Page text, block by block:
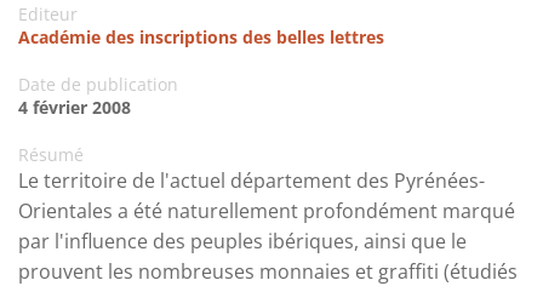
Editeur
Académie des inscriptions des belles lettres
Date de publication
4 février 2008
Résumé
Le territoire de l'actuel département des Pyrénées-
Orientales a été naturellement profondément marqué
par l'influence des peuples ibériques, ainsi que le
prouvent les nombreuses monnaies et graffiti (étudiés